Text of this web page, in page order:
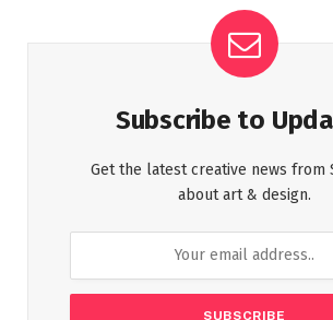
Subscribe to
Get the latest creative news from
about art & design.